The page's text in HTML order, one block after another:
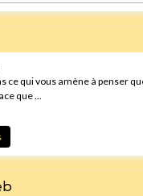
ce qui vous amène à penser
que ...